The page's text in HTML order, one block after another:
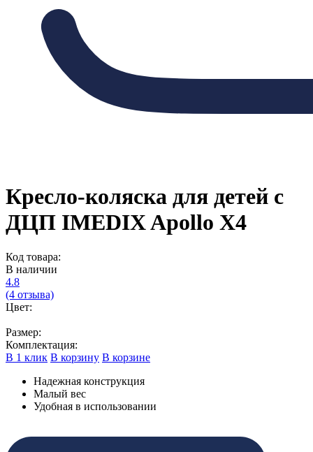
Кресло-коляска для детей с
ДЦП IMEDIX Apollo X4
Код товара:
В наличии
4.8
(4 отзыва)
Цвет:
Размер:
Комплектация:
В 1 клик В корзину В корзине
Надежная конструкция
Малый вес
Удобная в использовании